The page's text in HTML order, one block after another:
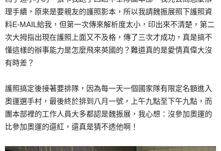
理手續，原來是要親友的護照影本，所以我請魏振展照下護照資
料E-MAIL給我，但第一次傳來解析度太小，印出來不清楚，第二
次大拇指出現在護照上面又不及格，傳了三次才成功，真是搞不
懂這樣的辦事能力是怎麼飛來英國的？難道真的是愛情真偉大沒
有時差？
護照搞定後接著要排隊，因為每一天一個國家隊有限定名額進入
奧運選手村，最後終於排到八月一號，上午九點至下午九點，而
團本部裡的工作人員大多都認是魏振展，我心想：沒參加奧運的
比參加奧運的還紅，還真是猜不透他啊！